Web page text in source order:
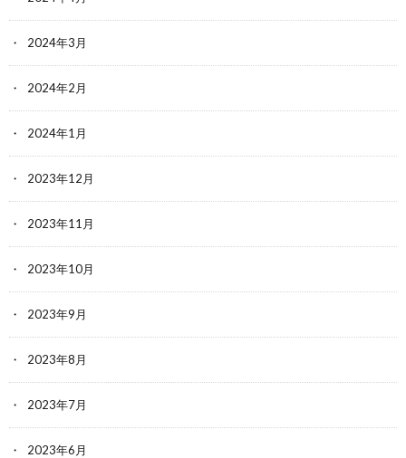
2024年3月
2024年2月
2024年1月
2023年12月
2023年11月
2023年10月
2023年9月
2023年8月
2023年7月
2023年6月